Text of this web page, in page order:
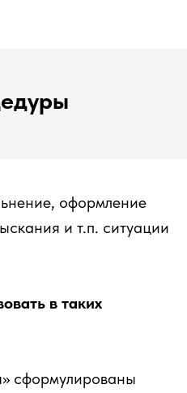
оформление
и т.п. ситуации
в таких
сформулированы